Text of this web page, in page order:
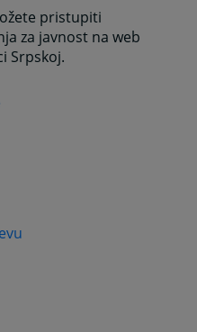
pristupiti
za javnost na web
Srpskoj.